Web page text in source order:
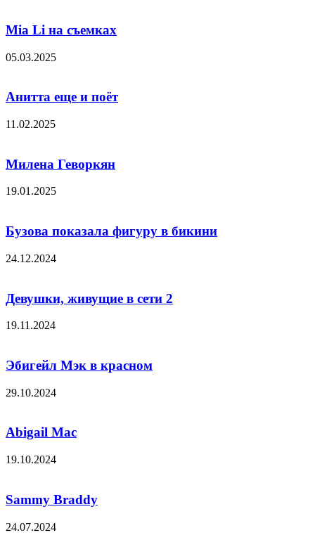
Mia Li на съемках
05.03.2025
Анитта еще и поёт
11.02.2025
Милена Геворкян
19.01.2025
Бузова показала фигуру в бикини
24.12.2024
Девушки, живущие в сети 2
19.11.2024
Эбигейл Мэк в красном
29.10.2024
Abigail Mac
19.10.2024
Sammy Braddy
24.07.2024